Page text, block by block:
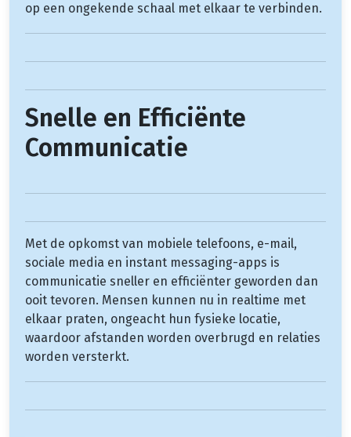
op een ongekende schaal met elkaar te verbinden.
Snelle en Efficiënte
Communicatie
Met de opkomst van mobiele telefoons, e-mail,
sociale media en instant messaging-apps is
communicatie sneller en efficiënter geworden dan
ooit tevoren. Mensen kunnen nu in realtime met
elkaar praten, ongeacht hun fysieke locatie,
waardoor afstanden worden overbrugd en relaties
worden versterkt.